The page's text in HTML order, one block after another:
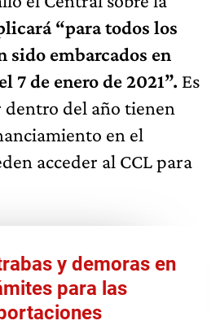
“para todos los
sido embarcados en
7 de enero de 2021”. Es
dentro del año tienen
en el
acceder al CCL para
y demoras en
para las